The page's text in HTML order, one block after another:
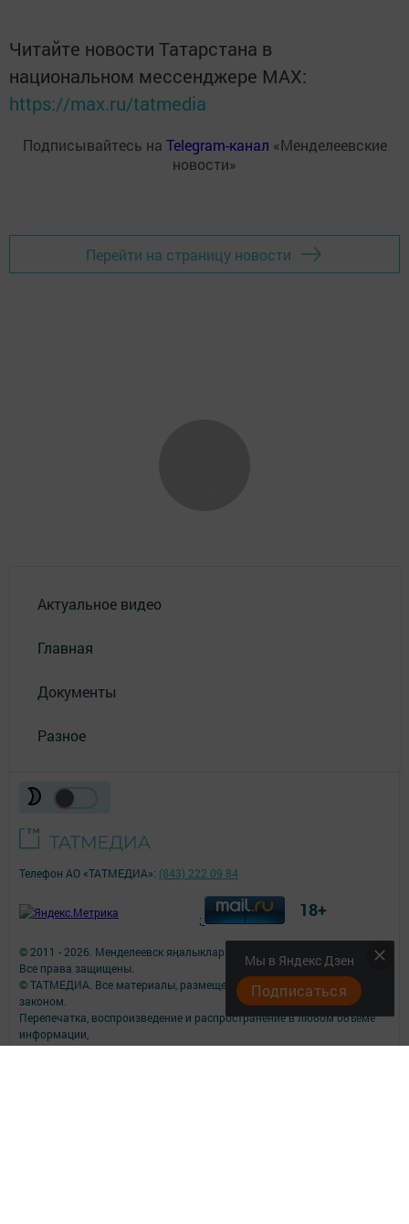
Читайте новости Татарстана в
национальном мессенджере MАХ:
https://max.ru/tatmedia
Подписывайтесь на Telegram-канал «Менделеевские
новости»
Перейти на страницу новости
Актуальное видео
Главная
Документы
Разное
Мы в Яндекс Дзен
Подписаться
© 2011 - 2026. Менделеевск яӊалыклары (Менделеевские новости).
Все права защищены.
© ТАТМЕДИА. Все материалы, размещенные на сайте, защищены
законом.
Перепечатка, воспроизведение и распространение в любом объеме
информации,
размещенной на сайте, возможна только с письменного согласия
Телефон АО «ТАТМЕДИА»: (843) 222 09 84
; 18+